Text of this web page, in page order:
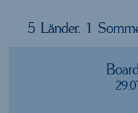
5 Länder. 1